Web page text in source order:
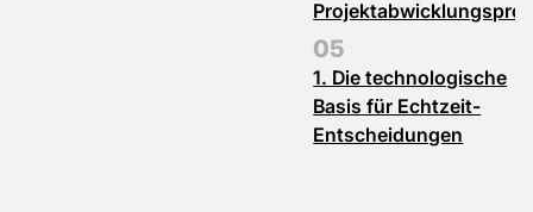
1. Die technologische
Basis für Echtzeit-
Entscheidungen